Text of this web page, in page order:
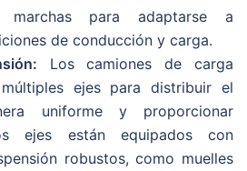
marchas para adaptarse a
de conducción y carga.
Los camiones de carga
ejes para distribuir el
uniforme y proporcionar
ejes están equipados con
robustos, como muelles